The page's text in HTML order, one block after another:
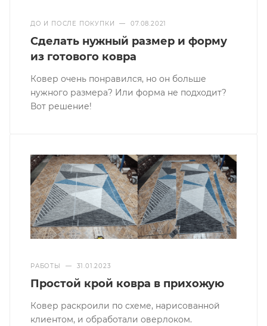
ДО И ПОСЛЕ ПОКУПКИ — 07.08.2021
Сделать нужный размер и форму
из готового ковра
Ковер очень понравился, но он больше
нужного размера? Или форма не подходит?
Вот решение!
РАБОТЫ — 31.01.2023
Простой крой ковра в прихожую
Ковер раскроили по схеме, нарисованной
клиентом, и обработали оверлоком.